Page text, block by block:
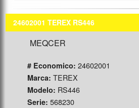
24602001 TEREX RS446
MEQCER
# Economico: 24602001
Marca: TEREX
Modelo: RS446
Serie: 568230